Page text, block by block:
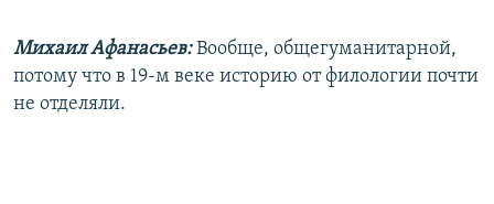
Михаил Афанасьев: Вообще, общегуманитарной,
потому что в 19-м веке историю от филологии почти
не отделяли.